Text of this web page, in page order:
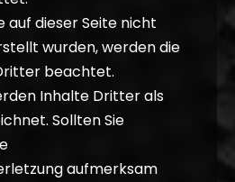
auf dieser Seite nicht
wurden, werden die
beachtet.
Inhalte Dritter als
Sollten Sie
aufmerksam